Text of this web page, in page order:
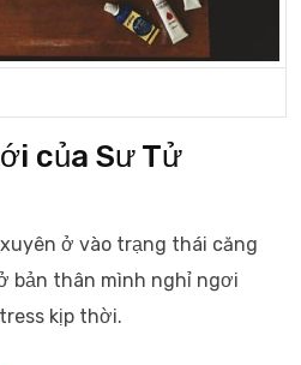
của Sư Tử
ở vào trạng thái căng
bản thân mình nghỉ ngơi
kịp thời.